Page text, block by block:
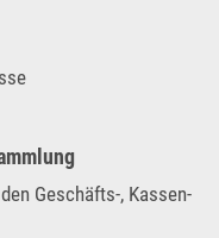
Geschäfts-, Kassen-